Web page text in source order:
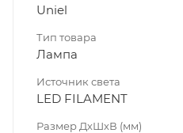
Uniel
Тип товара
Лампа
Источник света
LED FILAMENT
Размер ДхШхВ (мм)